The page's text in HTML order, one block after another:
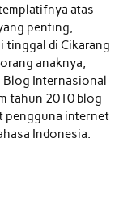
atas
penting,
tinggal di Cikarang
anaknya,
Blog Internasional
tahun 2010 blog
pengguna internet
Indonesia.